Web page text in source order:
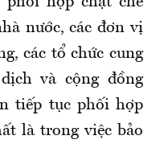
nước, các đơn vị
các tổ chức cung
và cộng đồng
tiếp tục phối hợp
là trong việc bảo